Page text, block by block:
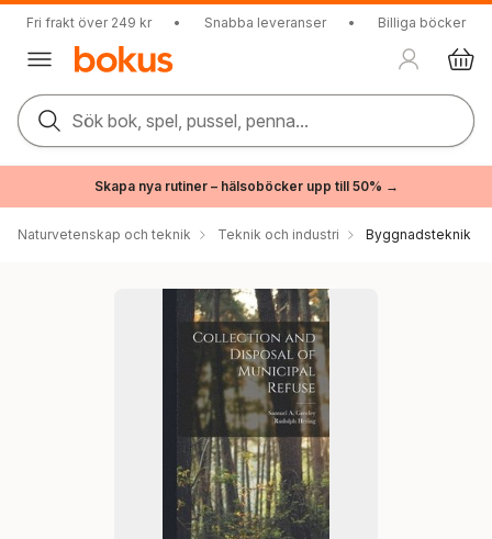
Fri frakt över 249 kr • Snabba leveranser • Billiga böcker
Sök bok, spel, pussel, penna...
Skapa nya rutiner – hälsoböcker upp till 50% →
Naturvetenskap och teknik Teknik och industri Byggnadsteknik